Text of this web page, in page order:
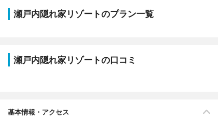
瀬戸内隠れ家リゾートのプラン一覧
瀬戸内隠れ家リゾートの口コミ
基本情報・アクセス